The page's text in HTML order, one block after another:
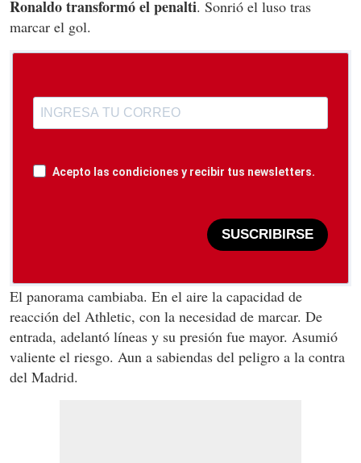
Ronaldo transformó el penalti. Sonrió el luso tras
marcar el gol.
Acepto las condiciones y recibir tus newsletters.
SUSCRIBIRSE
El panorama cambiaba. En el aire la capacidad de
reacción del Athletic, con la necesidad de marcar. De
entrada, adelantó líneas y su presión fue mayor. Asumió
valiente el riesgo. Aun a sabiendas del peligro a la contra
del Madrid.